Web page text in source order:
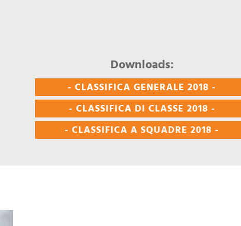
Downloads:
- CLASSIFICA GENERALE 2018 -
- CLASSIFICA DI CLASSE 2018 -
- CLASSIFICA A SQUADRE 2018 -